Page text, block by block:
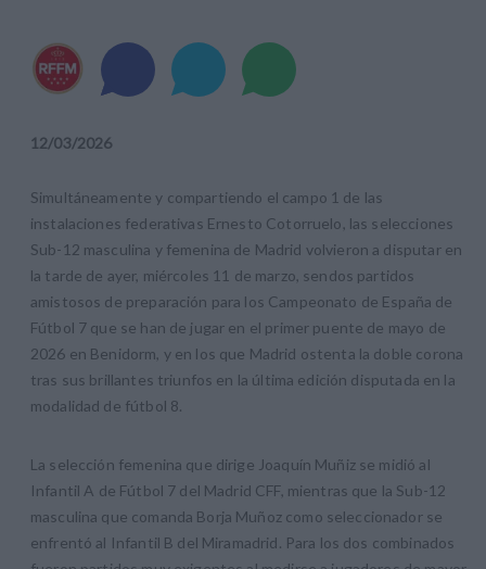
12/03/2026
Simultáneamente y compartiendo el campo 1 de las
instalaciones federativas Ernesto Cotorruelo, las selecciones
Sub-12 masculina y femenina de Madrid volvieron a disputar en
la tarde de ayer, miércoles 11 de marzo, sendos partidos
amistosos de preparación para los Campeonato de España de
Fútbol 7 que se han de jugar en el primer puente de mayo de
2026 en Benidorm, y en los que Madrid ostenta la doble corona
tras sus brillantes triunfos en la última edición disputada en la
modalidad de fútbol 8.
La selección femenina que dirige Joaquín Muñiz se midió al
Infantil A de Fútbol 7 del Madrid CFF, mientras que la Sub-12
masculina que comanda Borja Muñoz como seleccionador se
enfrentó al Infantil B del Miramadrid. Para los dos combinados